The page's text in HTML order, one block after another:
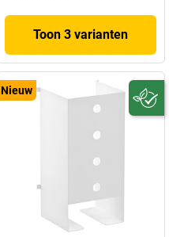
Toon 3 varianten
Nieuw